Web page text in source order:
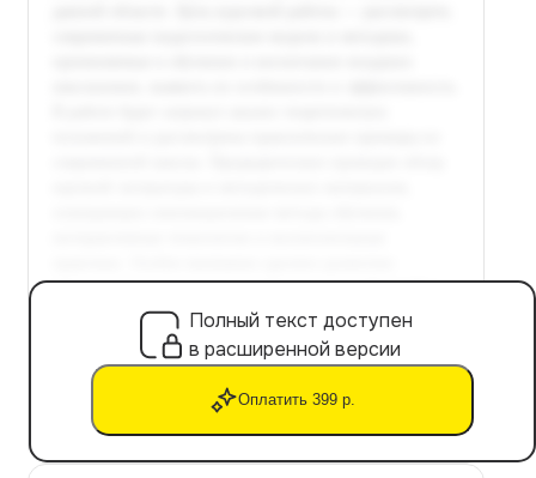
Полный текст доступен
в расширенной версии
Оплатить 399 р.